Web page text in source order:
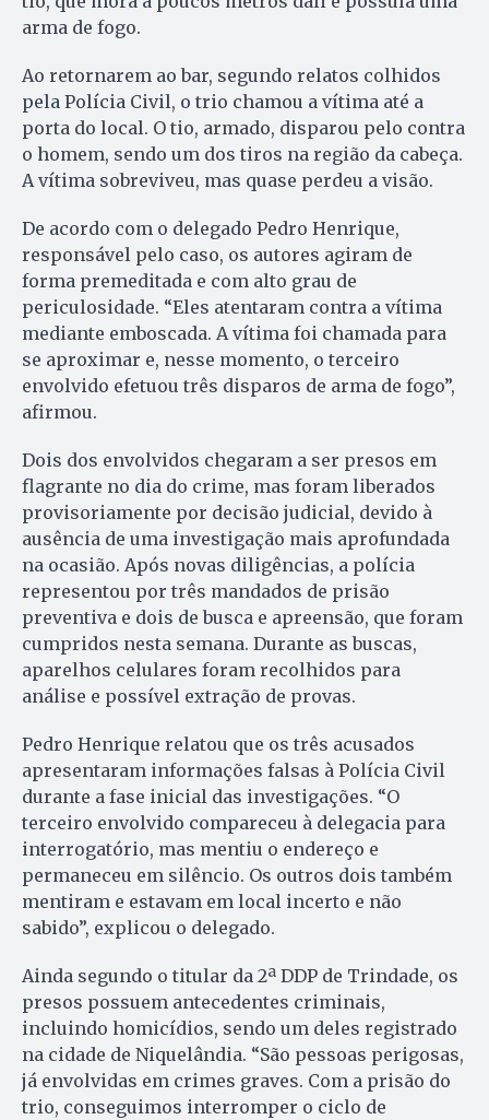
arma de fogo.
Ao retornarem ao bar, segundo relatos colhidos
pela Polícia Civil, o trio chamou a vítima até a
porta do local. O tio, armado, disparou pelo contra
o homem, sendo um dos tiros na região da cabeça.
A vítima sobreviveu, mas quase perdeu a visão.
De acordo com o delegado Pedro Henrique,
responsável pelo caso, os autores agiram de
forma premeditada e com alto grau de
periculosidade. “Eles atentaram contra a vítima
mediante emboscada. A vítima foi chamada para
se aproximar e, nesse momento, o terceiro
envolvido efetuou três disparos de arma de fogo”,
afirmou.
Dois dos envolvidos chegaram a ser presos em
flagrante no dia do crime, mas foram liberados
provisoriamente por decisão judicial, devido à
ausência de uma investigação mais aprofundada
na ocasião. Após novas diligências, a polícia
representou por três mandados de prisão
preventiva e dois de busca e apreensão, que foram
cumpridos nesta semana. Durante as buscas,
aparelhos celulares foram recolhidos para
análise e possível extração de provas.
Pedro Henrique relatou que os três acusados
apresentaram informações falsas à Polícia Civil
durante a fase inicial das investigações. “O
terceiro envolvido compareceu à delegacia para
interrogatório, mas mentiu o endereço e
permaneceu em silêncio. Os outros dois também
mentiram e estavam em local incerto e não
sabido”, explicou o delegado.
Ainda segundo o titular da 2ª DDP de Trindade, os
presos possuem antecedentes criminais,
incluindo homicídios, sendo um deles registrado
na cidade de Niquelândia. “São pessoas perigosas,
já envolvidas em crimes graves. Com a prisão do
trio, conseguimos interromper o ciclo de